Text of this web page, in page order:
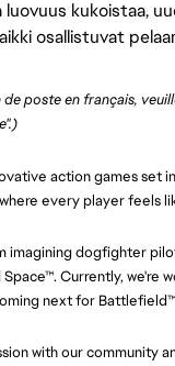
luovuus kukoistaa,
osallistuvat
poste en français,
action games set
every player feels
imagining dogfighter
Currently,
next for
with our community